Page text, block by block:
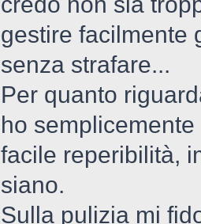
gestire facilmente
senza strafare...
Per quanto
ho
facile reperibilità,
siano.
Sulla pulizia mi